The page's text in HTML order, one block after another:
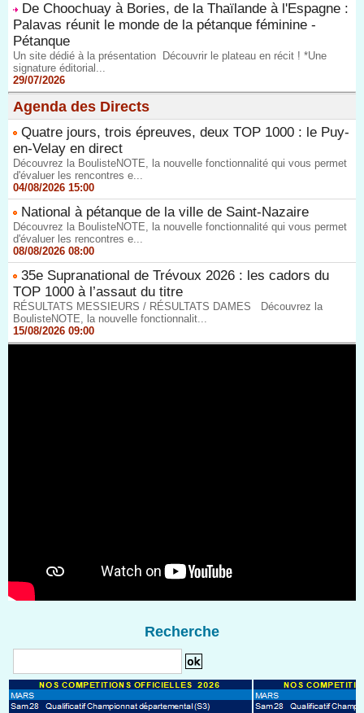
De Choochuay à Bories, de la Thaïlande à l'Espagne :
Palavas réunit le monde de la pétanque féminine -
Pétanque
Un site dédié à la présentation Découvrir le plateau en récit ! *Une
signature éditorial...
29/07/2026
Agenda des Directs
Quatre jours, trois épreuves, deux TOP 1000 : le Puy-
en-Velay en direct
Découvrez la BoulisteNOTE, la nouvelle fonctionnalité qui vous permet
d'évaluer les rencontres e...
04/08/2026 15:00
National à pétanque de la ville de Saint-Nazaire
Découvrez la BoulisteNOTE, la nouvelle fonctionnalité qui vous permet
d'évaluer les rencontres e...
08/08/2026 08:00
35e Supranational de Trévoux 2026 : les cadors du
TOP 1000 à l’assaut du titre
RÉSULTATS MESSIEURS / RÉSULTATS DAMES Découvrez la
BoulisteNOTE, la nouvelle fonctionnalit...
15/08/2026 09:00
Recherche